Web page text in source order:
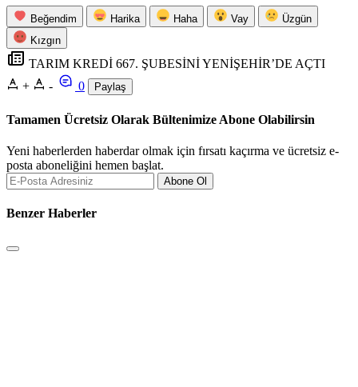
Beğendim Harika Haha Vay
Üzgün
Kızgın
TARIM KREDİ 667. ŞUBESİNİ YENİŞEHİR’DE AÇTI
+
- 0 Paylaş
Tamamen Ücretsiz Olarak Bültenimize Abone Olabilirsin
Yeni haberlerden haberdar olmak için fırsatı kaçırma ve ücretsiz e-
posta aboneliğini hemen başlat.
Abone Ol
Benzer Haberler